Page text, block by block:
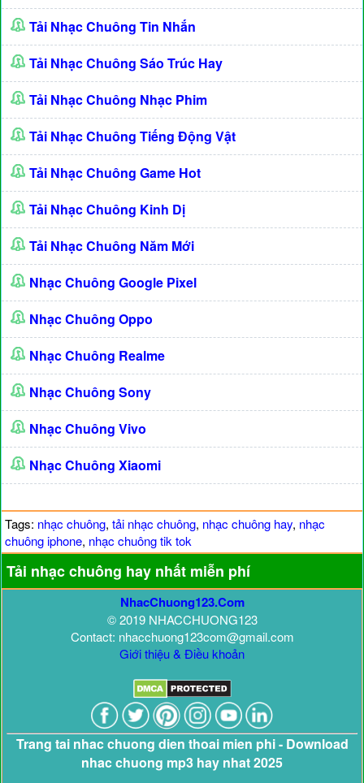
Tải Nhạc Chuông Tin Nhắn
Tải Nhạc Chuông Sáo Trúc Hay
Tải Nhạc Chuông Nhạc Phim
Tải Nhạc Chuông Tiếng Động Vật
Tải Nhạc Chuông Game Hot
Tải Nhạc Chuông Kinh Dị
Tải Nhạc Chuông Năm Mới
Nhạc Chuông Google Pixel
Nhạc Chuông Oppo
Nhạc Chuông Realme
Nhạc Chuông Sony
Nhạc Chuông Vivo
Nhạc Chuông Xiaomi
Tags: nhạc chuông, tải nhạc chuông, nhạc chuông hay, nhạc
chuông iphone, nhạc chuông tik tok
Tải nhạc chuông hay nhất miễn phí
NhacChuong123.Com
© 2019 NHACCHUONG123
Contact: nhacchuong123com@gmail.com
Giới thiệu & Điều khoản
Trang tai nhac chuong dien thoai mien phi - Download
nhac chuong mp3 hay nhat 2025